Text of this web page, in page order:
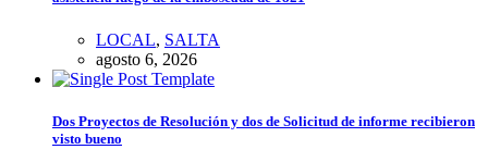
LOCAL, SALTA
agosto 6, 2026
Dos Proyectos de Resolución y dos de Solicitud de informe recibieron
visto bueno